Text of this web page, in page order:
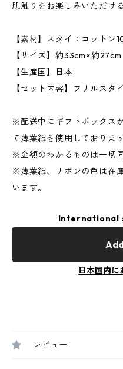
肌触りをお楽しみいただけ
【素材】スタイ：コットン
【サイズ】約33cm×約
【生産国】日本
【セット内容】フリルスタ
※配送中にギフトボックス
て薄葉紙を使用しております
※金額のわかるものは一切
※薄葉紙、リボンの色は在
います。
International
日本国内に
レビュー